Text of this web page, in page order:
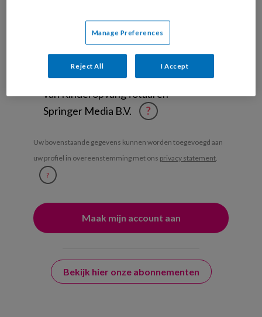
Ontvang iedere zondag het
Management Kinderopvang
Weekoverzicht
Ja, ik geef toestemming voor e-mails
van KinderopvangTotaal en
Springer Media B.V.
?
Uw bovenstaande gegevens kunnen worden toegevoegd aan
uw profiel in overeenstemming met ons privacy statement.
?
Bekijk hier onze abonnementen
Manage Preferences
Reject All I Accept